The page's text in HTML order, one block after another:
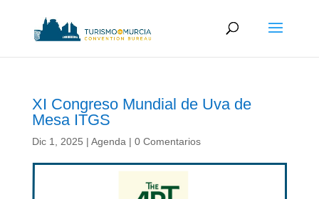
XI Congreso Mundial de Uva de
Mesa ITGS
Dic 1, 2025 | Agenda | 0 Comentarios